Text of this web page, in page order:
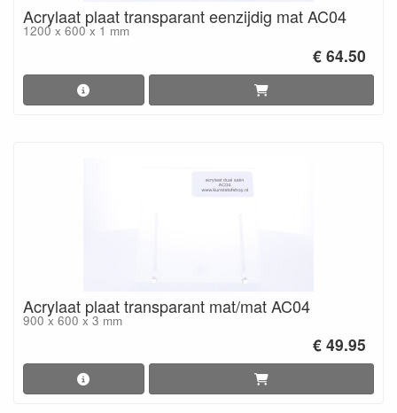
Acrylaat plaat transparant eenzijdig mat AC04
1200 x 600 x 1 mm
€ 64.50
Acrylaat plaat transparant mat/mat AC04
900 x 600 x 3 mm
€ 49.95